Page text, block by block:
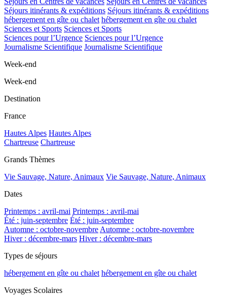
Séjours itinérants & expéditions Séjours itinérants & expéditions
hébergement en gîte ou chalet hébergement en gîte ou chalet
Sciences et Sports Sciences et Sports
Sciences pour l’Urgence Sciences pour l’Urgence
Journalisme Scientifique Journalisme Scientifique
Week-end
Week-end
Destination
France
Hautes Alpes Hautes Alpes
Chartreuse Chartreuse
Grands Thèmes
Vie Sauvage, Nature, Animaux Vie Sauvage, Nature, Animaux
Dates
Printemps : avril-mai Printemps : avril-mai
Été : juin-septembre Été : juin-septembre
Automne : octobre-novembre Automne : octobre-novembre
Hiver : décembre-mars Hiver : décembre-mars
Types de séjours
hébergement en gîte ou chalet hébergement en gîte ou chalet
Voyages Scolaires